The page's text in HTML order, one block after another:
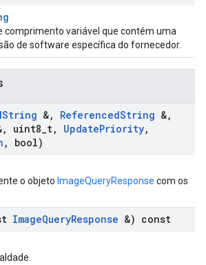
comprimento variável que contém uma
de software específica do fornecedor.
String &, ReferencedString &,
, uint8 t, UpdatePriority,
,
bool)
o objeto ImageQueryResponse com os
ImageQueryResponse &) const